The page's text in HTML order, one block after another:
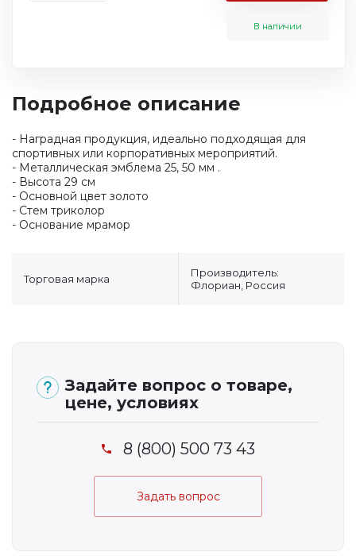
В наличии
Подробное описание
- Наградная продукция, идеально подходящая для
спортивных или корпоративных мероприятий.
- Металлическая эмблема 25, 50 мм .
- Высота 29 см
- Основной цвет золото
- Стем триколор
- Основание мрамор
Торговая марка
Производитель:
Флориан, Россия
Задайте вопрос о товаре,
цене, условиях
8 (800) 500 73 43
Задать вопрос